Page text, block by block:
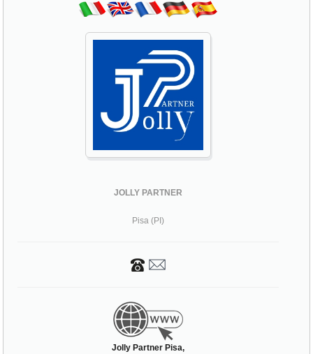
JOLLY PARTNER
Pisa (PI)
Jolly Partner Pisa,